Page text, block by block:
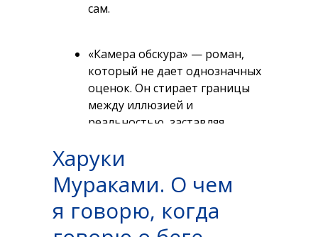
сам.
«Камера обскура» — роман,
который не дает однозначных
оценок. Он стирает границы
между иллюзией и
реальностью, заставляя
на сюжет, но и сквозь него, как
через объектив той самой
камеры обскура.
Харуки
Мураками. О чем
я говорю, когда